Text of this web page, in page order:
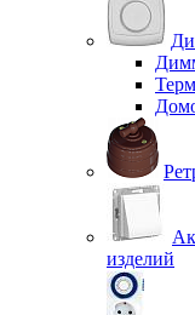
изделий